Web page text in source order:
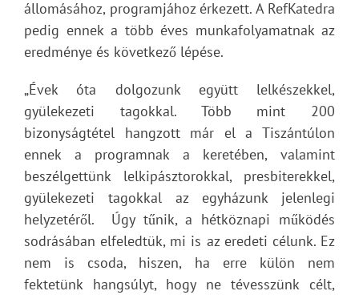
állomásához, programjához érkezett. A RefKatedra
pedig ennek a több éves munkafolyamatnak az
eredménye és következő lépése.
„Évek óta dolgozunk együtt lelkészekkel,
gyülekezeti tagokkal. Több mint 200
bizonyságtétel hangzott már el a Tiszántúlon
ennek a programnak a keretében, valamint
beszélgettünk lelkipásztorokkal, presbiterekkel,
gyülekezeti tagokkal az egyházunk jelenlegi
helyzetéről. Úgy tűnik, a hétköznapi működés
sodrásában elfeledtük, mi is az eredeti célunk. Ez
nem is csoda, hiszen, ha erre külön nem
fektetünk hangsúlyt, hogy ne tévesszünk célt,